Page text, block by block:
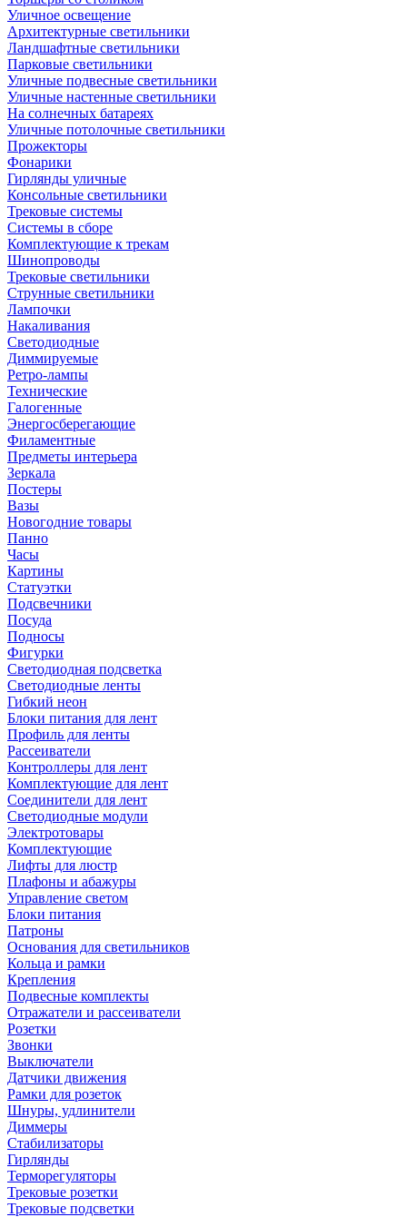
Уличное освещение
Архитектурные светильники
Ландшафтные светильники
Парковые светильники
Уличные подвесные светильники
Уличные настенные светильники
На солнечных батареях
Уличные потолочные светильники
Прожекторы
Фонарики
Гирлянды уличные
Консольные светильники
Трековые системы
Системы в сборе
Комплектующие к трекам
Шинопроводы
Трековые светильники
Струнные светильники
Лампочки
Накаливания
Светодиодные
Диммируемые
Ретро-лампы
Технические
Галогенные
Энергосберегающие
Филаментные
Предметы интерьера
Зеркала
Постеры
Вазы
Новогодние товары
Панно
Часы
Картины
Статуэтки
Подсвечники
Посуда
Подносы
Фигурки
Светодиодная подсветка
Светодиодные ленты
Гибкий неон
Блоки питания для лент
Профиль для ленты
Рассеиватели
Контроллеры для лент
Комплектующие для лент
Соединители для лент
Светодиодные модули
Электротовары
Комплектующие
Лифты для люстр
Плафоны и абажуры
Управление светом
Блоки питания
Патроны
Основания для светильников
Кольца и рамки
Крепления
Подвесные комплекты
Отражатели и рассеиватели
Розетки
Звонки
Выключатели
Датчики движения
Рамки для розеток
Шнуры, удлинители
Диммеры
Стабилизаторы
Гирлянды
Терморегуляторы
Трековые розетки
Трековые подсветки